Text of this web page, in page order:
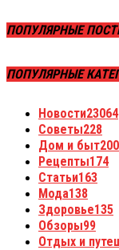
ПОПУЛЯРНЫЕ
ПОПУЛЯРНЫЕ
Новости23064
Советы228
Дом и быт200
Рецепты174
Статьи163
Мода138
Здоровье135
Обзоры99
Отдых и